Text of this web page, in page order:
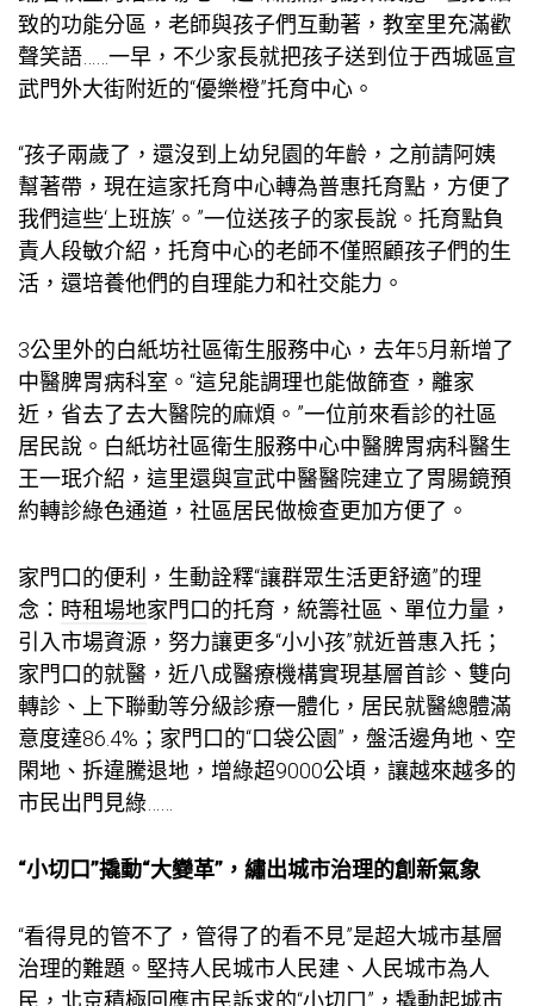
致的功能分區，老師與孩子們互動著，教室里充滿歡
聲笑語……一早，不少家長就把孩子送到位于西城區宣
武門外大街附近的“優樂橙”托育中心。
“孩子兩歲了，還沒到上幼兒園的年齡，之前請阿姨
幫著帶，現在這家托育中心轉為普惠托育點，方便了
我們這些‘上班族’。”一位送孩子的家長說。托育點負
責人段敏介紹，托育中心的老師不僅照顧孩子們的生
活，還培養他們的自理能力和社交能力。
3公里外的白紙坊社區衛生服務中心，去年5月新增了
中醫脾胃病科室。“這兒能調理也能做篩查，離家
近，省去了去大醫院的麻煩。”一位前來看診的社區
居民說。白紙坊社區衛生服務中心中醫脾胃病科醫生
王一珉介紹，這里還與宣武中醫醫院建立了胃腸鏡預
約轉診綠色通道，社區居民做檢查更加方便了。
家門口的便利，生動詮釋“讓群眾生活更舒適”的理
念： 時租場地家門口的托育，統籌社區、單位力量，
引入市場資源，努力讓更多“小小孩”就近普惠入托；
家門口的就醫，近八成醫療機構實現基層首診、雙向
轉診、上下聯動等分級診療一體化，居民就醫總體滿
意度達86.4%；家門口的“口袋公園”，盤活邊角地、空
閑地、拆違騰退地，增綠超9000公頃，讓越來越多的
市民出門見綠……
“小切口”撬動“大變革”，繡出城市治理的創新氣象
“看得見的管不了，管得了的看不見”是超大城市基層
治理的難題。堅持人民城市人民建、人民城市為人
民，北京積極回應市民訴求的“小切口”，撬動起城市